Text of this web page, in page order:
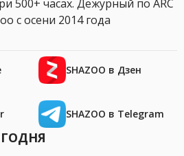
500+ часах. Дежурный по ARC
с осени 2014 года
SHAZOO в Дзен
SHAZOO в Telegram